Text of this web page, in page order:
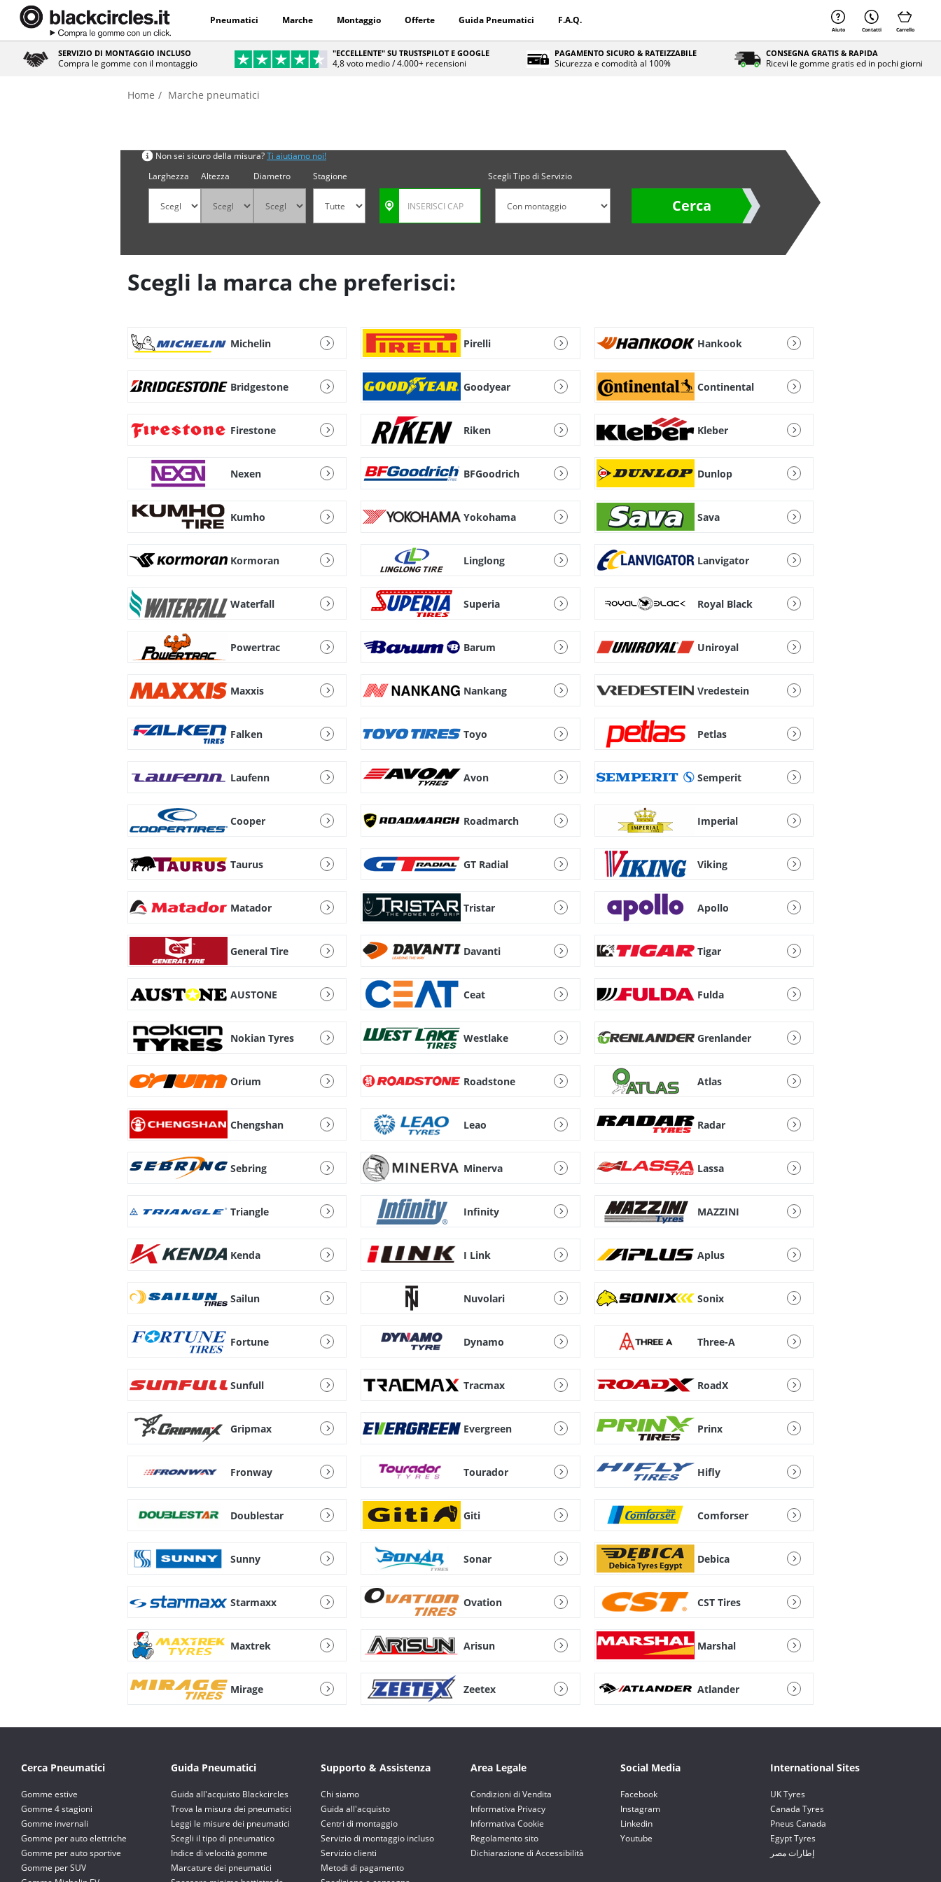
Pneumatici Marche Montaggio Offerte Guida Pneumatici F.A.Q.
Aiuto Contatti Carrello
SERVIZIO DI MONTAGGIO INCLUSO
Compra le gomme con il montaggio
"ECCELLENTE" SU TRUSTSPILOT E GOOGLE
4,8 voto medio / 4.000+ recensioni
PAGAMENTO SICURO & RATEIZZABILE
Sicurezza e comodità al 100%
CONSEGNA GRATIS & RAPIDA
Ricevi le gomme gratis ed in pochi giorni
Home Marche pneumatici
Non sei sicuro della misura?Ti aiutiamo noi!
Larghezza
Altezza Diametro Stagione Scegli Tipo di Servizio
Cerca
Scegli la marca che preferisci:
Michelin Pirelli Hankook
Bridgestone Goodyear Continental
Firestone Riken Kleber
Nexen BFGoodrich Dunlop
Kumho Yokohama Sava
Kormoran Linglong Lanvigator
Waterfall Superia Royal Black
Powertrac Barum Uniroyal
Maxxis Nankang Vredestein
Falken Toyo Petlas
Laufenn Avon Semperit
Cooper Roadmarch Imperial
Taurus GT Radial Viking
Matador Tristar Apollo
General Tire Davanti Tigar
AUSTONE Ceat Fulda
Nokian Tyres Westlake Grenlander
Orium Roadstone Atlas
Chengshan Leao Radar
Sebring Minerva Lassa
Triangle Infinity MAZZINI
Kenda I Link Aplus
Sailun Nuvolari Sonix
Fortune Dynamo Three-A
Sunfull Tracmax RoadX
Gripmax Evergreen Prinx
Fronway Tourador Hifly
Doublestar Giti Comforser
Sunny Sonar Debica
Starmaxx Ovation CST Tires
Maxtrek Arisun Marshal
Mirage Zeetex Atlander
Cerca Pneumatici
Gomme estive
Gomme 4 stagioni
Gomme invernali
Gomme per auto elettriche
Gomme per auto sportive
Gomme per SUV
Guida Pneumatici
Guida all'acquisto Blackcircles
Trova la misura dei pneumatici
Leggi le misure dei pneumatici
Scegli il tipo di pneumatico
Indice di velocità gomme
Marcature dei pneumatici
Supporto & Assistenza
Chi siamo
Guida all'acquisto
Centri di montaggio
Servizio di montaggio incluso
Servizio clienti
Metodi di pagamento
Area Legale
Condizioni di Vendita
Informativa Privacy
Informativa Cookie
Regolamento sito
Dichiarazione di Accessibilità
Social Media
Facebook
Instagram
Linkedin
Youtube
International Sites
UK Tyres
Canada Tyres
Pneus Canada
Egypt Tyres
إطارات مصر